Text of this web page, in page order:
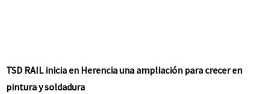
TSD RAIL inicia en Herencia una ampliación para crecer en
pintura y soldadura